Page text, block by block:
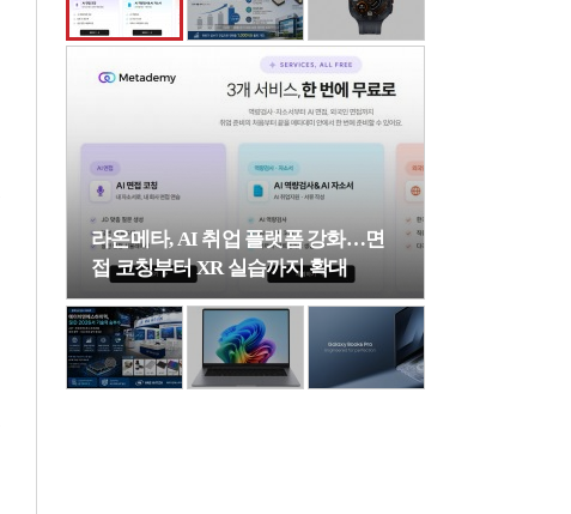
라온메타, AI 취업 플랫폼 강화…면
접 코칭부터 XR 실습까지 확대